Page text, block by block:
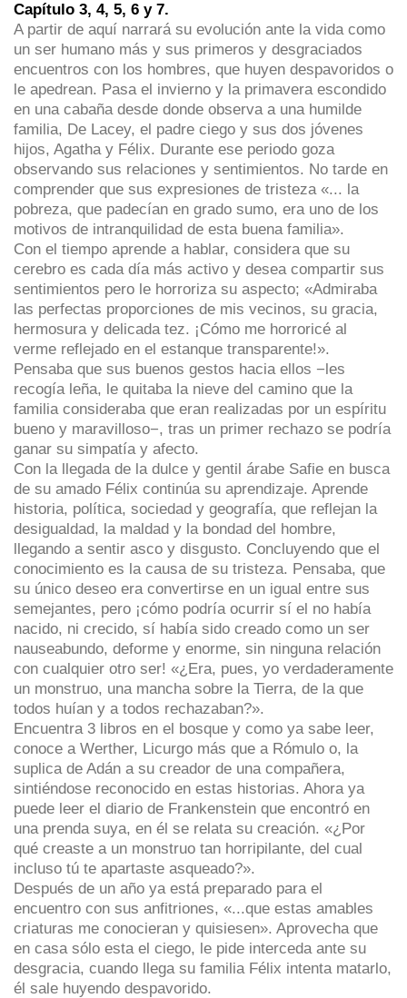
Capítulo 3, 4, 5, 6 y 7.
A partir de aquí narrará su evolución ante la vida como
un ser humano más y sus primeros y desgraciados
encuentros con los hombres, que huyen despavoridos o
le apedrean. Pasa el invierno y la primavera escondido
en una cabaña desde donde observa a una humilde
familia, De Lacey, el padre ciego y sus dos jóvenes
hijos, Agatha y Félix. Durante ese periodo goza
observando sus relaciones y sentimientos. No tarde en
comprender que sus expresiones de tristeza «... la
pobreza, que padecían en grado sumo, era uno de los
motivos de intranquilidad de esta buena familia».
Con el tiempo aprende a hablar, considera que su
cerebro es cada día más activo y desea compartir sus
sentimientos pero le horroriza su aspecto; «Admiraba
las perfectas proporciones de mis vecinos, su gracia,
hermosura y delicada tez. ¡Cómo me horroricé al
verme reflejado en el estanque transparente!».
Pensaba que sus buenos gestos hacia ellos −les
recogía leña, le quitaba la nieve del camino que la
familia consideraba que eran realizadas por un espíritu
bueno y maravilloso−, tras un primer rechazo se podría
ganar su simpatía y afecto.
Con la llegada de la dulce y gentil árabe Safie en busca
de su amado Félix continúa su aprendizaje. Aprende
historia, política, sociedad y geografía, que reflejan la
desigualdad, la maldad y la bondad del hombre,
llegando a sentir asco y disgusto. Concluyendo que el
conocimiento es la causa de su tristeza. Pensaba, que
su único deseo era convertirse en un igual entre sus
semejantes, pero ¡cómo podría ocurrir sí el no había
nacido, ni crecido, sí había sido creado como un ser
nauseabundo, deforme y enorme, sin ninguna relación
con cualquier otro ser! «¿Era, pues, yo verdaderamente
un monstruo, una mancha sobre la Tierra, de la que
todos huían y a todos rechazaban?».
Encuentra 3 libros en el bosque y como ya sabe leer,
conoce a Werther, Licurgo más que a Rómulo o, la
suplica de Adán a su creador de una compañera,
sintiéndose reconocido en estas historias. Ahora ya
puede leer el diario de Frankenstein que encontró en
una prenda suya, en él se relata su creación. «¿Por
qué creaste a un monstruo tan horripilante, del cual
incluso tú te apartaste asqueado?».
Después de un año ya está preparado para el
encuentro con sus anfitriones, «...que estas amables
criaturas me conocieran y quisiesen». Aprovecha que
en casa sólo esta el ciego, le pide interceda ante su
desgracia, cuando llega su familia Félix intenta matarlo,
él sale huyendo despavorido.